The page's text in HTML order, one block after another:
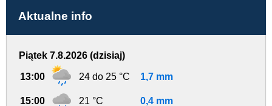
Aktualne info
Piątek 7.8.2026 (dzisiaj)
13:00 24 do 25 °C 1,7 mm
15:00 21 °C 0,4 mm